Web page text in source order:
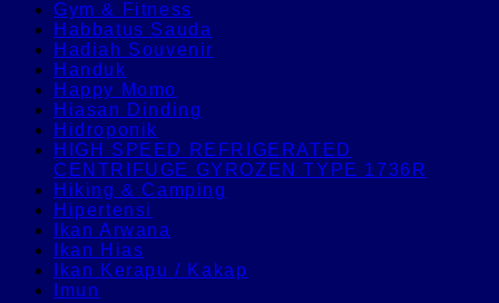
Gym & Fitness
Habbatus Sauda
Hadiah Souvenir
Handuk
Happy Momo
Hiasan Dinding
Hidroponik
HIGH SPEED REFRIGERATED
CENTRIFUGE GYROZEN TYPE 1736R
Hiking & Camping
Hipertensi
Ikan Arwana
Ikan Hias
Ikan Kerapu / Kakap
Imun